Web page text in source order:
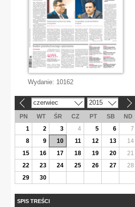
Wydanie: 10162
czerwiec 2015
PN WT ŚR CZ PT SB
ND
1
2 3 4 5 6
7
8
9 10 11 12 13
14
15
16 17 18 19 20
21
22
23 24 25 26 27
28
29
30
SPIS TREŚCI